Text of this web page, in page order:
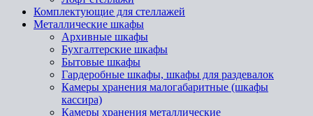
Комплектующие для стеллажей
Металлические шкафы
Архивные шкафы
Бухгалтерские шкафы
Бытовые шкафы
Гардеробные шкафы, шкафы для раздевалок
Камеры хранения малогабаритные (шкафы
кассира)
Камеры хранения металлические